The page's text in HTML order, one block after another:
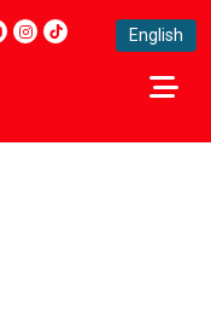
English